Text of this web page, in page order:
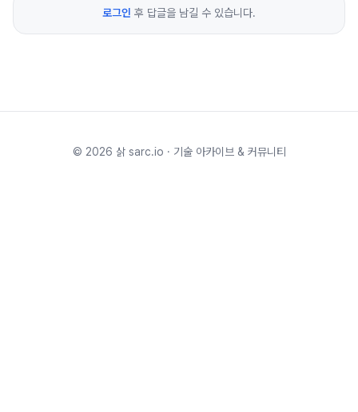
로그인 후 답글을 남길 수 있습니다.
© 2026 삵 sarc.io · 기술 아카이브 & 커뮤니티